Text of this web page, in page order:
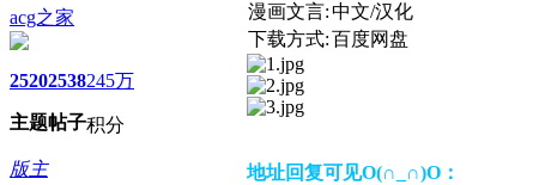
acg之家
2520
主题
2538
帖子
245万
积分
版主
漫画文言:中文/汉化
下载方式:百度网盘
地址回复可见O(∩_∩)O：